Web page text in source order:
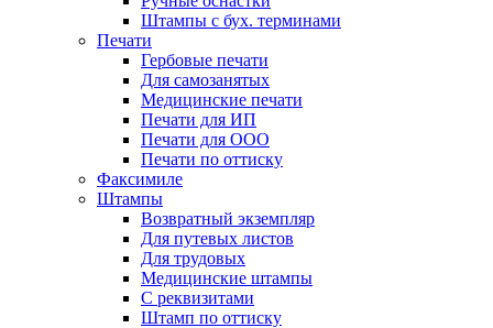
Штампы с бух. терминами
Печати
Гербовые печати
Для самозанятых
Медицинские печати
Печати для ИП
Печати для ООО
Печати по оттиску
Факсимиле
Штампы
Возвратный экземпляр
Для путевых листов
Для трудовых
Медицинские штампы
С реквизитами
Штамп по оттиску